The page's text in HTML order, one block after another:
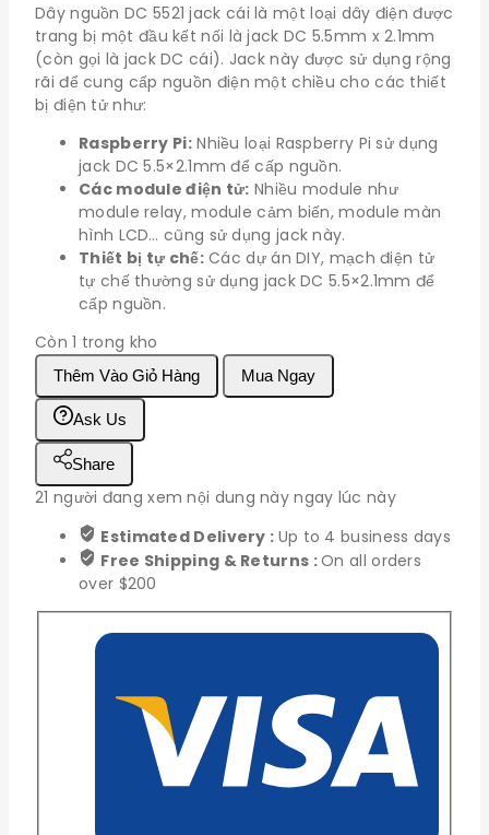
Dây nguồn DC 5521 jack cái là một loại dây điện được
trang bị một đầu kết nối là jack DC 5.5mm x 2.1mm
(còn gọi là jack DC cái). Jack này được sử dụng rộng
rãi để cung cấp nguồn điện một chiều cho các thiết
bị điện tử như:
Raspberry Pi:Nhiều loại Raspberry Pi sử dụng
jack DC 5.5×2.1mm để cấp nguồn.
Các module điện tử: Nhiều module như
module relay, module cảm biến, module màn
hình LCD… cũng sử dụng jack này.
Thiết bị tự chế:Các dự án DIY, mạch điện tử
tự chế thường sử dụng jack DC 5.5×2.1mm để
cấp nguồn.
Còn 1 trong kho
Dây
nguồn
DC
5521
jack
cái
số
Thêm Vào Giỏ Hàng Mua Ngay
Ask Us
Share
21 người đang xem nội dung này ngay lúc này
Estimated Delivery : Up to 4 business days
Free Shipping & Returns :On all orders
over $200